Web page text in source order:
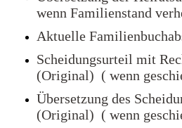
wenn Familienstand
Aktuelle
Scheidungsurteil mit
(Original) ( wenn
Übersetzung des
(Original) ( wenn